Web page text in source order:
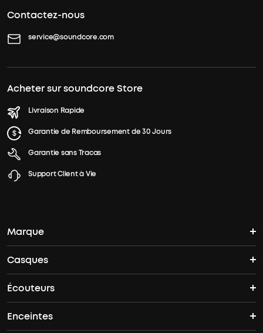
Contactez-nous
service@soundcore.com
Acheter sur soundcore Store
Livraison Rapide
Garantie de Remboursement de 30 Jours
Garantie sans Tracas
Support Client à Vie
Marque
L'histoire de soundcore
Où acheter
Offres groupées
Casques
Casques Bluetooth
Casques Antibruit
Écouteurs
Écouteurs sans fil
Enceintes